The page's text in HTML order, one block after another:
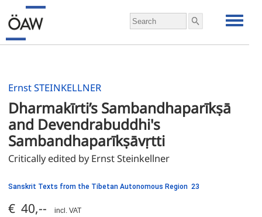
Ernst STEINKELLNER
Dharmakīrti’s Sambandhaparīkṣā
and Devendrabuddhi's
Sambandhaparīkṣāvṛtti
Critically edited by Ernst Steinkellner
Sanskrit Texts from the Tibetan Autonomous Region 23
€ 40,-- incl. VAT